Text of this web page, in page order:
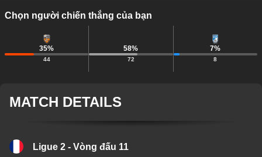
Chọn người chiến thắng của bạn
35%
44
58%
72
7%
8
MATCH DETAILS
Ligue 2 - Vòng đấu 11